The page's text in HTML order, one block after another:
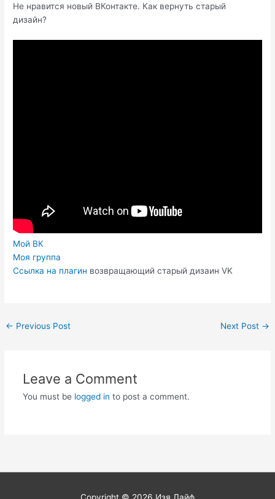
Не нравится новый ВКонтакте. Как вернуть старый
дизайн?
Мой ВК
Моя группа
Ссылка на плагин возвращающий старый дизаин VK
Post
← Previous Post Next Post →
Leave a Comment
You must be logged in to post a comment.
Copyright © 2026 Изя Лайф